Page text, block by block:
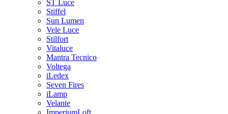
ST Luce
Stiffel
Sun Lumen
Vele Luce
Stilfort
Vitaluce
Mantra Tecnico
Voltega
iLedex
Seven Fires
iLamp
Velante
ImperiumLoft